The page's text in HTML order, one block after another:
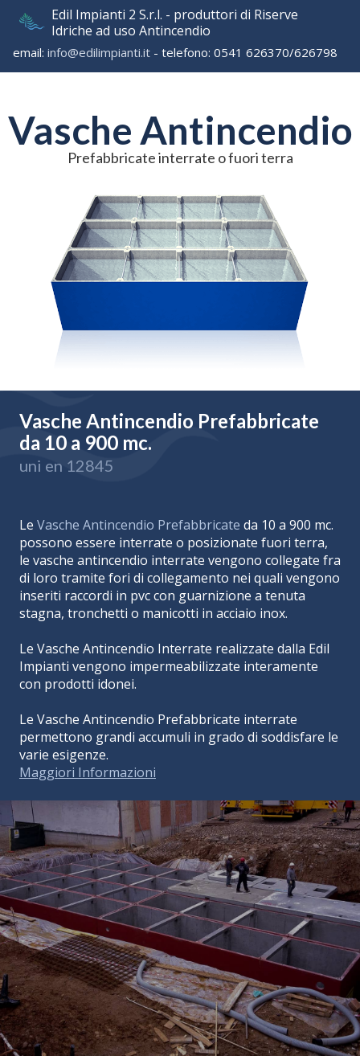
Edil Impianti 2 S.r.l. - produttori di Riserve
Idriche ad uso Antincendio
email: info@edilimpianti.it - telefono: 0541 626370/626798
Vasche Antincendio
Prefabbricate interrate o fuori terra
Vasche Antincendio Prefabbricate
da 10 a 900 mc.
uni en 12845
Le Vasche Antincendio Prefabbricate da 10 a 900 mc.
possono essere interrate o posizionate fuori terra,
le vasche antincendio interrate vengono collegate fra
di loro tramite fori di collegamento nei quali vengono
inseriti raccordi in pvc con guarnizione a tenuta
stagna, tronchetti o manicotti in acciaio inox.
Le Vasche Antincendio Interrate realizzate dalla Edil
Impianti vengono impermeabilizzate interamente
con prodotti idonei.
Le Vasche Antincendio Prefabbricate interrate
permettono grandi accumuli in grado di soddisfare le
varie esigenze.
Maggiori Informazioni